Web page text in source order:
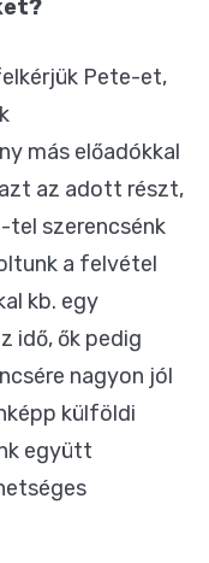
Pete-et,
más előadókkal
az adott részt,
tel szerencsénk
a felvétel
kb. egy
idő, ők pedig
nagyon jól
külföldi
együtt